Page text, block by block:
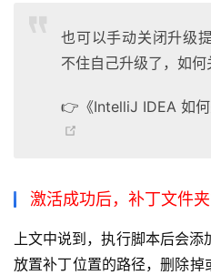
也可以手动关闭升级
不住自己升级了，如何
👉《IntelliJ IDEA 如何
激活成功后，补丁文件
上文中说到，执行脚本后会
放置补丁位置的路径，删除